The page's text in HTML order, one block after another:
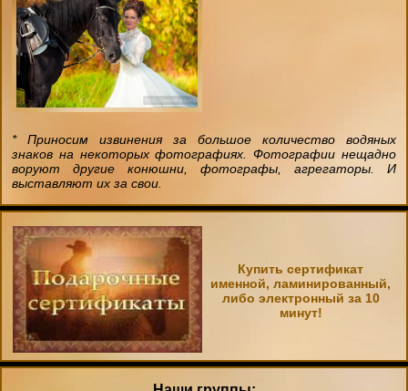
* Приносим извинения за большое количество водяных
знаков на некоторых фотографиях. Фотографии нещадно
воруют другие конюшни, фотографы, агрегаторы. И
выставляют их за свои.
Купить сертификат
именной, ламинированный,
либо электронный за 10
минут!